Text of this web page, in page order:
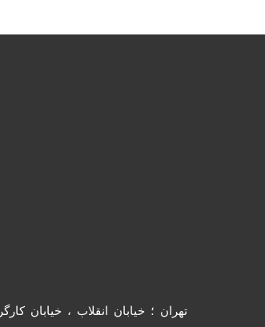
تهران ؛ خیابان انقلاب ، خیابان کارگر